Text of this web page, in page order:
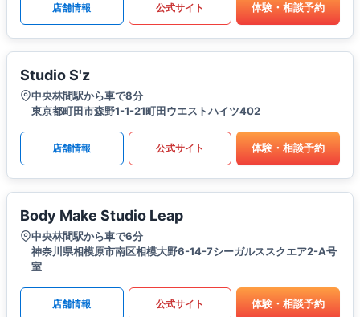
店舗情報 公式サイト 体験・相談予約
Studio S'z
中央林間駅から車で8分
東京都町田市森野1-1-21町田ウエストハイツ402
店舗情報 公式サイト 体験・相談予約
Body Make Studio Leap
中央林間駅から車で6分
神奈川県相模原市南区相模大野6-14-7シーガルススクエア2-A号
室
店舗情報 公式サイト 体験・相談予約